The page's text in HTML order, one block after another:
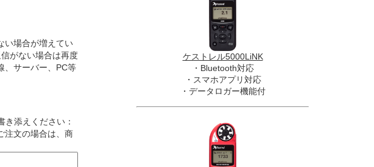
い場合が増えてい
がない場合は再度
、サーバー、PC等
添えください：
注文の場合は、商
ケストレル5000LiNK
・Bluetooth対応
・スマホアプリ対応
・データロガー機能付